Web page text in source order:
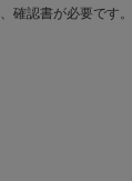
確認書が必要です。